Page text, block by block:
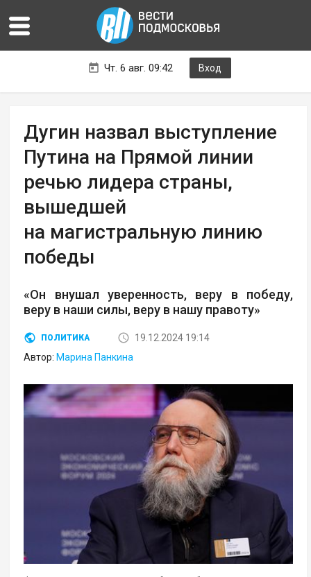
Чт. 6 авг. 09:42 Вход
Дугин назвал выступление
Путина на Прямой линии
речью лидера страны,
вышедшей
на магистральную линию
победы
«Он внушал уверенность, веру в победу,
веру в наши силы, веру в нашу правоту»
ПОЛИТИКА
19.12.2024 19:14
Автор: Марина Панкина